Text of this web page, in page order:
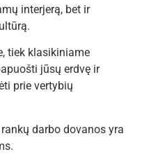
interjerą, bet ir
tiek klasikiniame
jūsų erdvę ir
prie vertybių
darbo dovanos yra